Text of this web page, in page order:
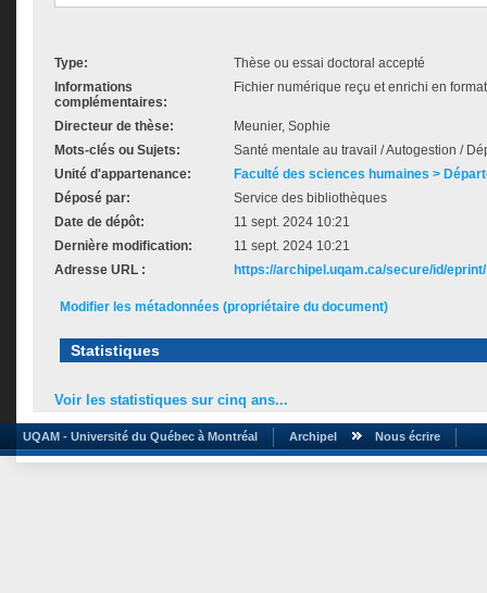
Type:
Thèse ou essai doctoral accepté
Informations
complémentaires:
Fichier numérique reçu et enrichi en
Directeur de thèse:
Meunier, Sophie
Mots-clés ou Sujets:
Santé mentale au travail / Autogestion /
Unité d'appartenance:
Faculté des sciences humaines >
Déposé par:
Service des bibliothèques
Date de dépôt:
11 sept. 2024 10:21
Dernière modification:
11 sept. 2024 10:21
Adresse URL :
https://archipel.uqam.ca/secure/id/
Modifier les métadonnées (propriétaire du document)
Statistiques
Voir les statistiques sur cinq ans...
UQAM - Université du Québec à Montréal Archipel Nous écrire